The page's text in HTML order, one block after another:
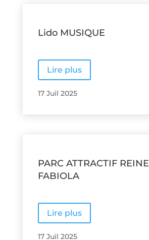
Lido MUSIQUE
Lire plus
17 Juil 2025
PARC ATTRACTIF REINE
FABIOLA
Lire plus
17 Juil 2025